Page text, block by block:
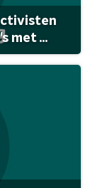
met ...